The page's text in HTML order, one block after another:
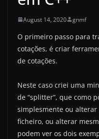
August 14, 2020 gnmf
O primeiro passo para
cotações, é criar
de cotações.
Neste caso criei uma
de “splitter”, que como
simplesmente ou
ficheiro, ou alterar
podem ver os dois